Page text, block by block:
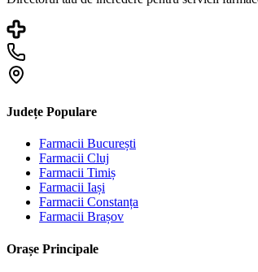
Județe Populare
Farmacii București
Farmacii Cluj
Farmacii Timiș
Farmacii Iași
Farmacii Constanța
Farmacii Brașov
Orașe Principale